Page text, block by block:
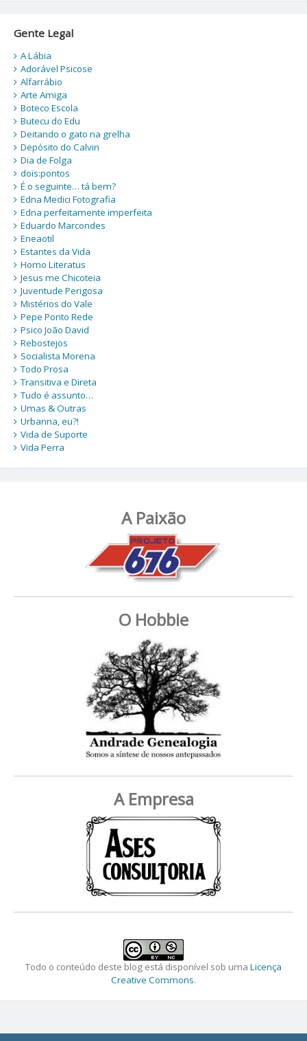
Gente Legal
A Lábia
Adorável Psicose
Alfarrábio
Arte Amiga
Boteco Escola
Butecu do Edu
Deitando o gato na grelha
Depósito do Calvin
Dia de Folga
dois:pontos
É o seguinte… tá bem?
Edna Medici Fotografia
Edna perfeitamente imperfeita
Eduardo Marcondes
Eneaotil
Estantes da Vida
Homo Literatus
Jesus me Chicoteia
Juventude Perigosa
Mistérios do Vale
Pepe Ponto Rede
Psico João David
Rebostejos
Socialista Morena
Todo Prosa
Transitiva e Direta
Tudo é assunto…
Umas & Outras
Urbanna, eu?!
Vida de Suporte
Vida Perra
A Paixão
O Hobbie
A Empresa
Todo o conteúdo deste blog está disponível sob uma Licença
Creative Commons.